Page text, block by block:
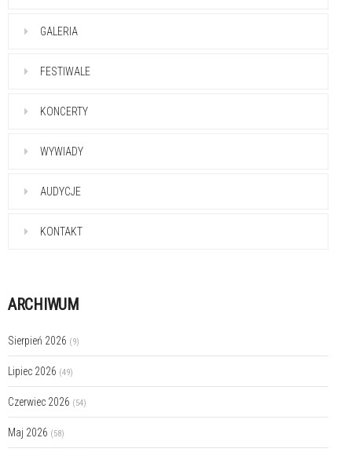
GALERIA
FESTIWALE
KONCERTY
WYWIADY
AUDYCJE
KONTAKT
ARCHIWUM
Sierpień 2026 (9)
Lipiec 2026 (49)
Czerwiec 2026 (54)
Maj 2026 (58)